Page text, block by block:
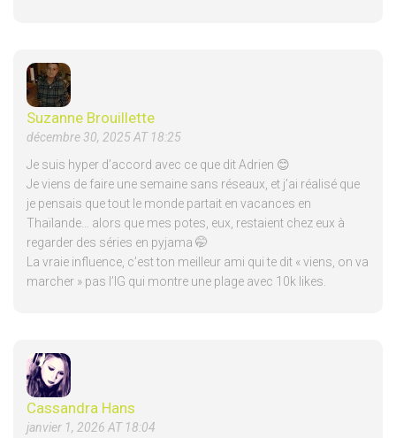
Suzanne Brouillette
décembre 30, 2025 AT 18:25
Je suis hyper d’accord avec ce que dit Adrien 😊
Je viens de faire une semaine sans réseaux, et j’ai réalisé que
je pensais que tout le monde partait en vacances en
Thaïlande… alors que mes potes, eux, restaient chez eux à
regarder des séries en pyjama 🤭
La vraie influence, c’est ton meilleur ami qui te dit « viens, on va
marcher » pas l’IG qui montre une plage avec 10k likes.
Cassandra Hans
janvier 1, 2026 AT 18:04